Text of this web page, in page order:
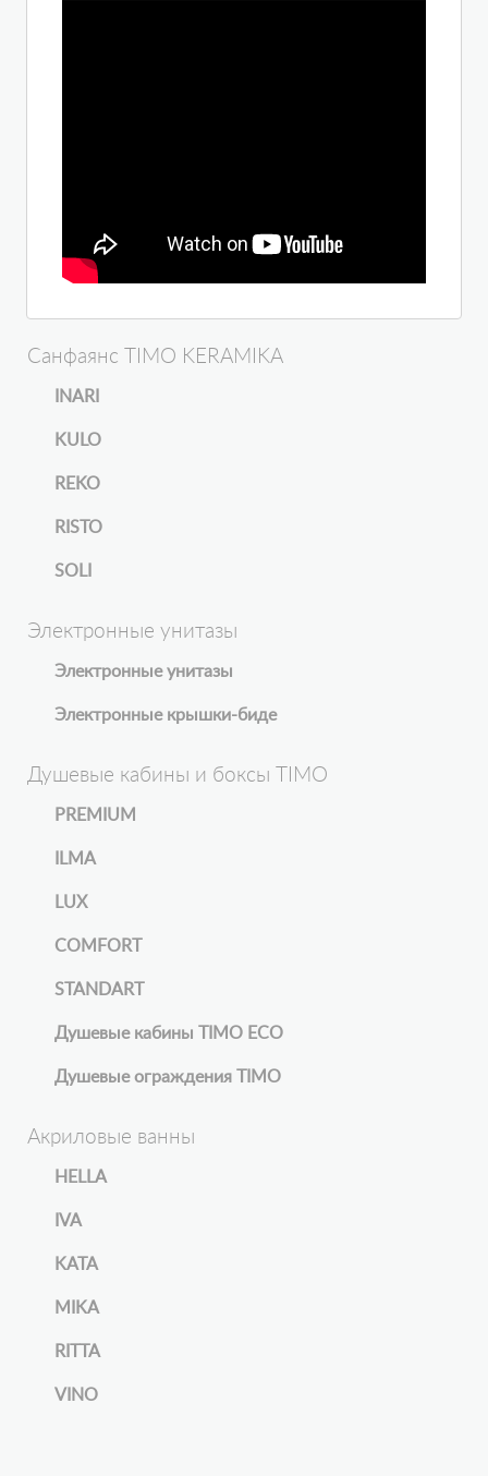
Санфаянс TIMO KERAMIKA
INARI
KULO
REKO
RISTO
SOLI
Электронные унитазы
Электронные унитазы
Электронные крышки-биде
Душевые кабины и боксы TIMO
PREMIUM
ILMA
LUX
COMFORT
STANDART
Душевые кабины TIMO ECO
Душевые ограждения TIMO
Акриловые ванны
HELLA
IVA
KATA
MIKA
RITTA
VINO